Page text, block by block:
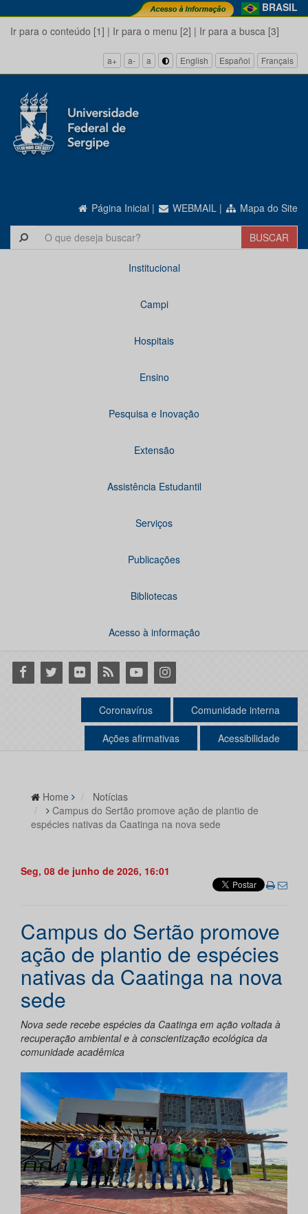
BRASIL
Ir para o conteúdo [1] | Ir para o menu [2] | Ir para a busca [3]
a+ a- a English Español Français
Página Inicial | WEBMAIL | Mapa do Site
Institucional
Campi
Hospitais
Ensino
Pesquisa e Inovação
Extensão
Assistência Estudantil
Serviços
Publicações
Bibliotecas
Acesso à informação
Facebook
Twitter Flickr RSS YoutubeInstagram
Coronavírus Comunidade interna
Ações afirmativas Acessibilidade
Home
Notícias
Campus do Sertão promove ação de plantio de
espécies nativas da Caatinga na nova sede
Seg, 08 de junho de 2026, 16:01
Campus do Sertão promove
ação de plantio de espécies
nativas da Caatinga na nova
sede
Nova sede recebe espécies da Caatinga em ação voltada à
recuperação ambiental e à conscientização ecológica da
comunidade acadêmica